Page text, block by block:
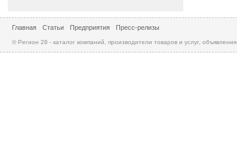
Главная Статьи Предприятия Пресс-релизы
© Регион 28 - каталог компаний, производители товаров и услуг, объявления